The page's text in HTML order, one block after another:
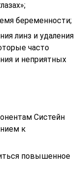
беременности;
линз и удаления
часто
и неприятных
Систейн
к
повышенное